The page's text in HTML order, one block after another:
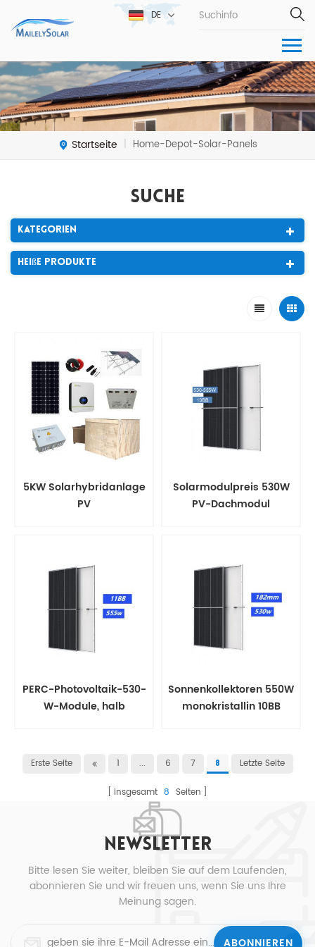
DE
Startseite | Home-Depot-Solar-Panels
Suche
Kategorien
Heiße Produkte
5KW Solarhybridanlage
PV
Solarmodulpreis 530W
PV-Dachmodul
PERC-Photovoltaik-530-
W-Module, halb
Sonnenkollektoren 550W
monokristallin 10BB
Erste Seite 1 ... 6 7 8 Letzte Seite
insgesamt 8 Seiten
NEWSLETTER
Bitte lesen Sie weiter, bleiben Sie auf dem Laufenden,
abonnieren Sie und wir freuen uns, wenn Sie uns Ihre
Meinung sagen.